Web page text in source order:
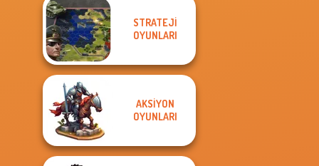
STRATEJI
OYUNLARI
AKSIYON
OYUNLARI